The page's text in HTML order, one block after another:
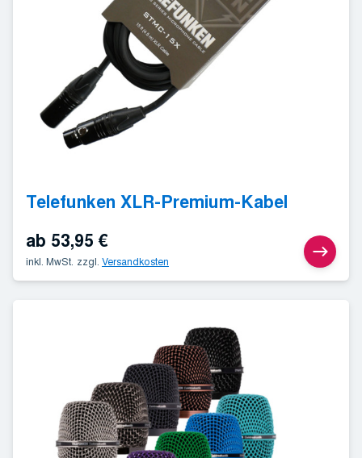
Telefunken XLR-Premium-Kabel
ab 53,95 €
inkl. MwSt. zzgl. Versandkosten